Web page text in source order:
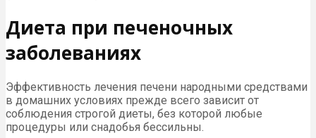
Диета при печеночных
заболеваниях
Эффективность лечения печени народными средствами
в домашних условиях прежде всего зависит от
соблюдения строгой диеты, без которой любые
процедуры или снадобья бессильны.